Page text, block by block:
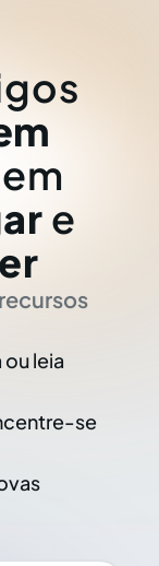
e
ou leia
se